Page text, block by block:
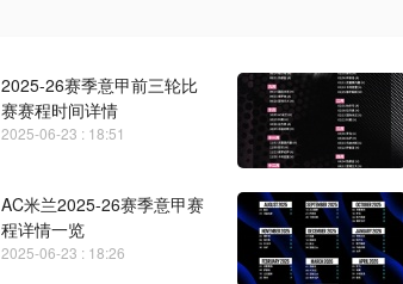
2025-26赛季意甲前三轮比
赛赛程时间详情
2025-06-23 : 18:51
AC米兰2025-26赛季意甲赛
程详情一览
2025-06-23 : 18:26